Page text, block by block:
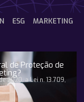
ESG MARKETING
de Proteção de
2020, a Lei n. 13.709,